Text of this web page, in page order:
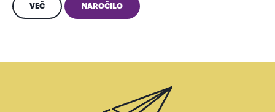
VEČ NAROČILO